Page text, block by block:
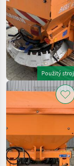
SA
250
MARKETPLACE
Marketplace
Použitý stroj